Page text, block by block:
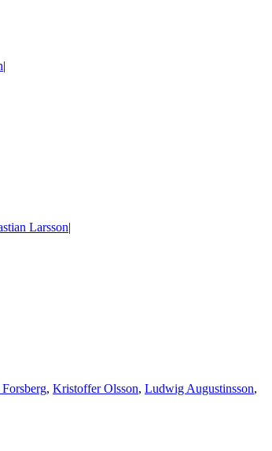
|
Larsson|
, Kristoffer Olsson, Ludwig Augustinsson,